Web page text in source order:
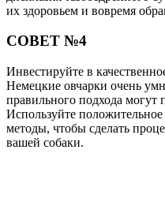
их здоровьем и вовремя
СОВЕТ №4
Инвестируйте в
Немецкие овчарки очень
правильного подхода могут
Используйте
методы, чтобы сделать
вашей собаки.